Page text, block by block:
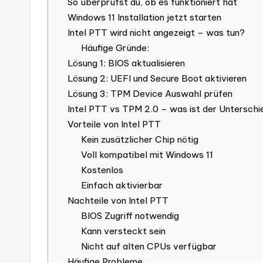
Windows 11 Installation jetzt starten
Intel PTT wird nicht angezeigt – was tun?
Häufige Gründe:
Lösung 1: BIOS aktualisieren
Lösung 2: UEFI und Secure Boot aktivieren
Lösung 3: TPM Device Auswahl prüfen
Intel PTT vs TPM 2.0 – was ist der
Vorteile von Intel PTT
Kein zusätzlicher Chip nötig
Voll kompatibel mit Windows 11
Kostenlos
Einfach aktivierbar
Nachteile von Intel PTT
BIOS Zugriff notwendig
Kann versteckt sein
Nicht auf alten CPUs verfügbar